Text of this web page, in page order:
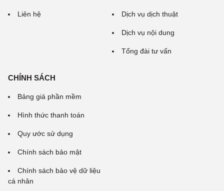
Liên hệ Dịch vụ dịch thuật
Dịch vụ nội dung
Tổng đài tư vấn
CHÍNH SÁCH
Bảng giá phần mềm
Hình thức thanh toán
Quy ước sử dụng
Chính sách bảo mật
Chính sách bảo vệ dữ liệu
cá nhân